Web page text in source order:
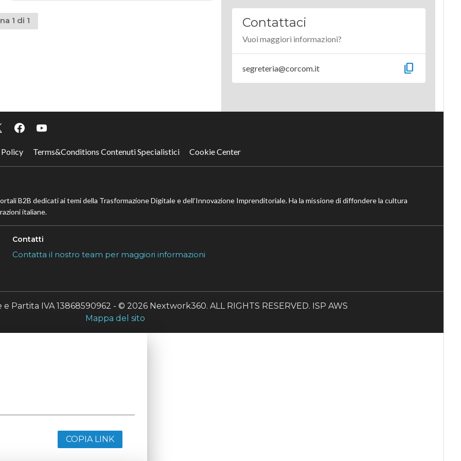
1 di 1 Contattaci
Vuoi maggiori informazioni?
segreteria@corcom.it content_copy
Terms&Conditions Contenuti Specialistici Cookie Center
B2B dedicati ai temi della Trasformazione Digitale e dell’Innovazione Imprenditoriale. Ha la missione di diffondere la cultura
italiane.
Contatti
Contatta il nostro team per maggiori informazioni
Partita IVA 13868590962 - © 2026 Nextwork360. ALL RIGHTS RESERVED. ISP AWS
Mappa del sito
COPIA LINK